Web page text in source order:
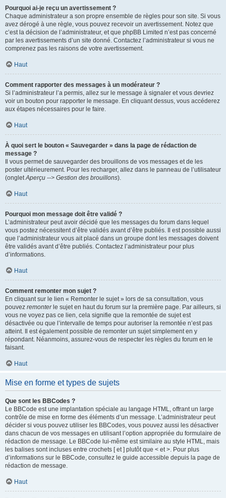
Pourquoi ai-je reçu un avertissement ?
Chaque administrateur a son propre ensemble de règles pour son site. Si vous
avez dérogé à une règle, vous pouvez recevoir un avertissement. Notez que
c’est la décision de l’administrateur, et que phpBB Limited n’est pas concerné
par les avertissements d’un site donné. Contactez l’administrateur si vous ne
comprenez pas les raisons de votre avertissement.
Haut
Comment rapporter des messages à un modérateur ?
Si l’administrateur l’a permis, allez sur le message à signaler et vous devriez
voir un bouton pour rapporter le message. En cliquant dessus, vous accéderez
aux étapes nécessaires pour le faire.
Haut
À quoi sert le bouton « Sauvegarder » dans la page de rédaction de
message ?
Il vous permet de sauvegarder des brouillons de vos messages et de les
poster ultérieurement. Pour les recharger, allez dans le panneau de l’utilisateur
(ongletAperçu --> Gestion des brouillons).
Haut
Pourquoi mon message doit être validé ?
L’administrateur peut avoir décidé que les messages du forum dans lequel
vous postez nécessitent d’être validés avant d’être publiés. Il est possible aussi
que l’administrateur vous ait placé dans un groupe dont les messages doivent
être validés avant d’être publiés. Contactez l’administrateur pour plus
d’informations.
Haut
Comment remonter mon sujet ?
En cliquant sur le lien « Remonter le sujet » lors de sa consultation, vous
pouvez remonterle sujet en haut du forum sur la première page. Par ailleurs, si
vous ne voyez pas ce lien, cela signifie que la remontée de sujet est
désactivée ou que l’intervalle de temps pour autoriser la remontée n’est pas
atteint. Il est également possible de remonter un sujet simplement en y
répondant. Néanmoins, assurez-vous de respecter les règles du forum en le
faisant.
Haut
Mise en forme et types de sujets
Que sont les BBCodes ?
Le BBCode est une implantation spéciale au langage HTML, offrant un large
contrôle de mise en forme des éléments d’un message. L’administrateur peut
décider si vous pouvez utiliser les BBCodes, vous pouvez aussi les désactiver
dans chacun de vos messages en utilisant l’option appropriée du formulaire de
rédaction de message. Le BBCode lui-même est similaire au style HTML, mais
les balises sont incluses entre crochets [ et ] plutôt que < et >. Pour plus
d’informations sur le BBCode, consultez le guide accessible depuis la page de
rédaction de message.
Haut